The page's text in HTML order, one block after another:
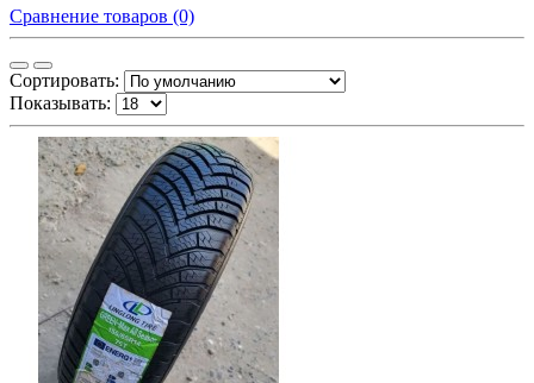
Сравнение товаров (0)
Сортировать:
Показывать: